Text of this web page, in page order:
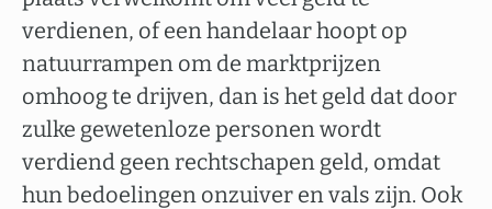
verdienen, of een handelaar hoopt op
natuurrampen om de marktprijzen
omhoog te drijven, dan is het geld dat door
zulke gewetenloze personen wordt
verdiend geen rechtschapen geld, omdat
hun bedoelingen onzuiver en vals zijn. Ook